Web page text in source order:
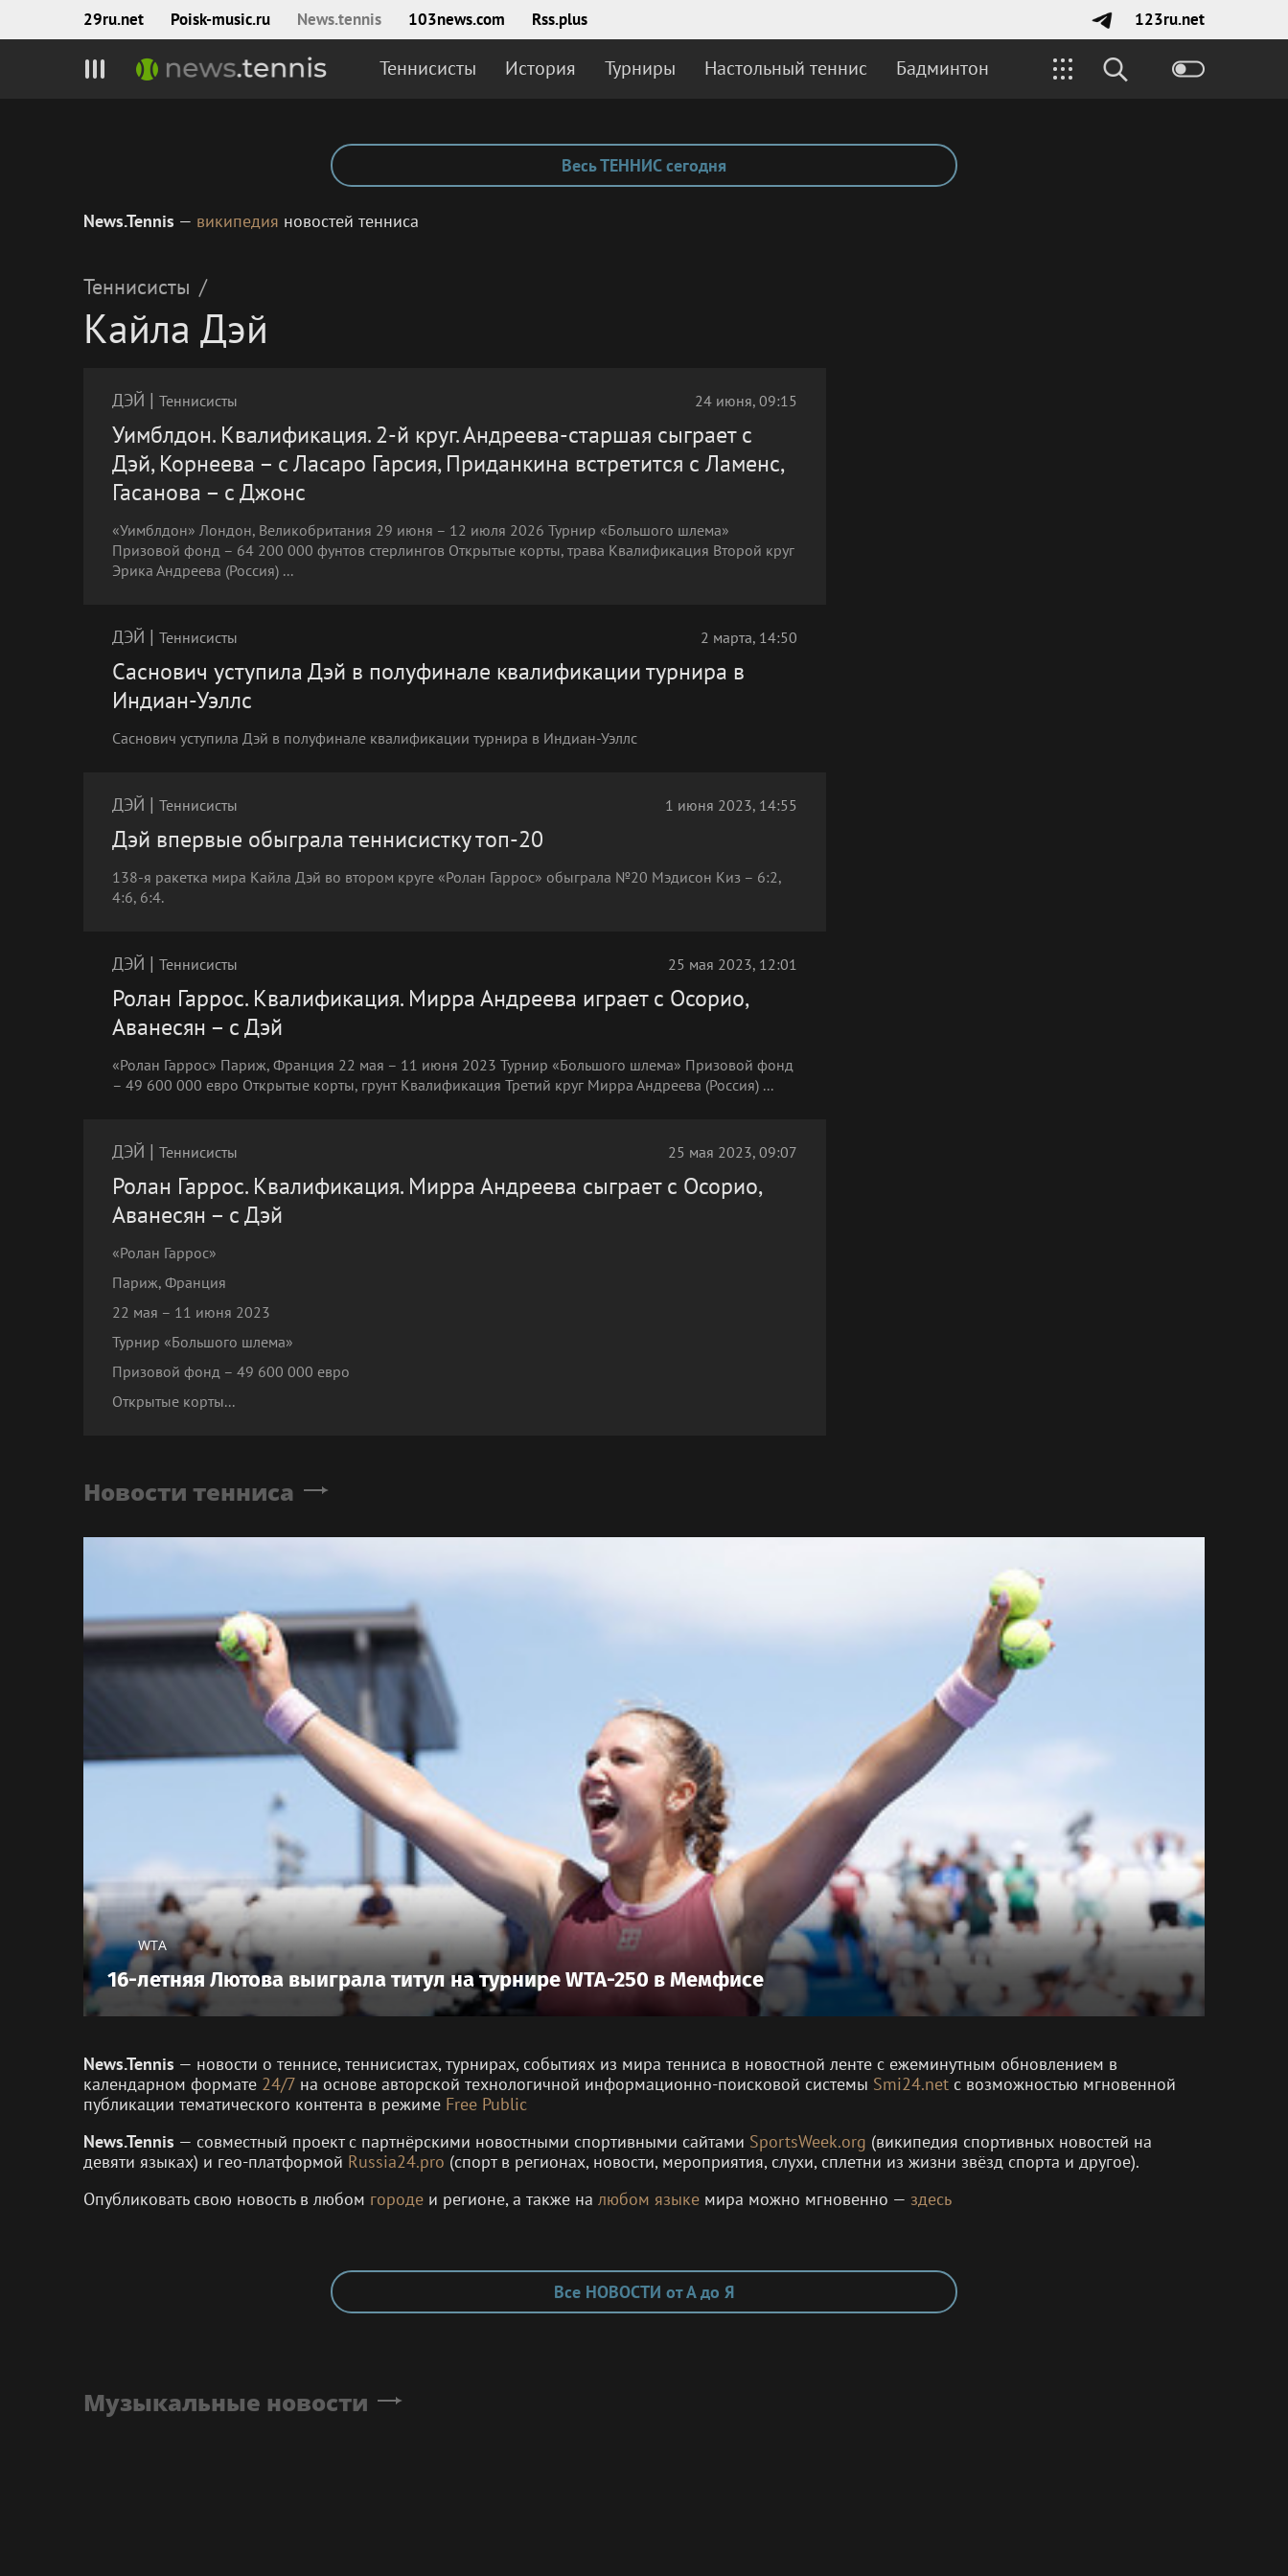
29ru.net Poisk‑music.ru News.tennis 103news.com Rss.plus 123ru.net
Теннисисты История Турниры Настольный теннис Бадминтон
Весь ТЕННИС сегодня
News.Tennis — википедия новостей тенниса
Теннисисты /
Кайла Дэй
ДЭЙ | Теннисисты 24 июня, 09:15
Уимблдон. Квалификация. 2-й круг. Андреева-старшая сыграет с
Дэй, Корнеева – c Ласаро Гарсия, Приданкина встретится с Ламенс,
Гасанова – с Джонс
«Уимблдон» Лондон, Великобритания 29 июня – 12 июля 2026 Турнир «Большого шлема»
Призовой фонд – 64 200 000 фунтов стерлингов Открытые корты, трава Квалификация Второй круг
Эрика Андреева (Россия) ...
ДЭЙ | Теннисисты 2 марта, 14:50
Саснович уступила Дэй в полуфинале квалификации турнира в
Индиан-Уэллс
Саснович уступила Дэй в полуфинале квалификации турнира в Индиан-Уэллс
ДЭЙ | Теннисисты 1 июня 2023, 14:55
Дэй впервые обыграла теннисистку топ-20
138-я ракетка мира Кайла Дэй во втором круге «Ролан Гаррос» обыграла №20 Мэдисон Киз – 6:2,
4:6, 6:4.
ДЭЙ | Теннисисты 25 мая 2023, 12:01
Ролан Гаррос. Квалификация. Мирра Андреева играет с Осорио,
Аванесян – с Дэй
«Ролан Гаррос» Париж, Франция 22 мая – 11 июня 2023 Турнир «Большого шлема» Призовой фонд
– 49 600 000 евро Открытые корты, грунт Квалификация Третий круг Мирра Андреева (Россия) ...
ДЭЙ | Теннисисты 25 мая 2023, 09:07
Ролан Гаррос. Квалификация. Мирра Андреева сыграет с Осорио,
Аванесян – с Дэй
«Ролан Гаррос»
Париж, Франция
22 мая – 11 июня 2023
Турнир «Большого шлема»
Призовой фонд – 49 600 000 евро
Открытые корты...
Новости тенниса
WTA
16-летняя Лютова выиграла титул на турнире WTA-250 в Мемфисе
News.Tennis — новости о теннисе, теннисистах, турнирах, событиях из мира тенниса в новостной ленте с ежеминутным обновлением в
календарном формате 24/7 на основе авторской технологичной информационно-поисковой системы Smi24.net с возможностью мгновенной
публикации тематического контента в режиме Free Public
News.Tennis — совместный проект с партнёрскими новостными спортивными сайтами SportsWeek.org (википедия спортивных новостей на
девяти языках) и гео-платформой Russia24.pro (спорт в регионах, новости, мероприятия, слухи, сплетни из жизни звёзд спорта и другое).
Опубликовать свою новость в любом городе и регионе, а также на любом языке мира можно мгновенно — здесь
Все НОВОСТИ от А до Я
Музыкальные новости